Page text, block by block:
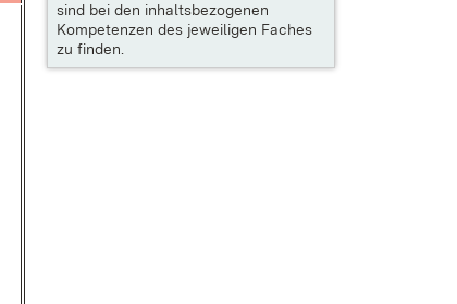
sind bei den inhaltsbezogenen
Kompetenzen des jeweiligen Faches
zu finden.